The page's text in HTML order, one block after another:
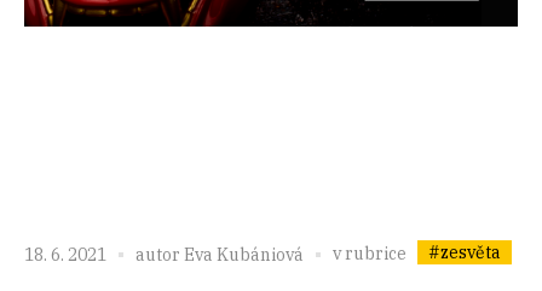
18. 6. 2021 autor Eva Kubániová v rubrice #zesvěta